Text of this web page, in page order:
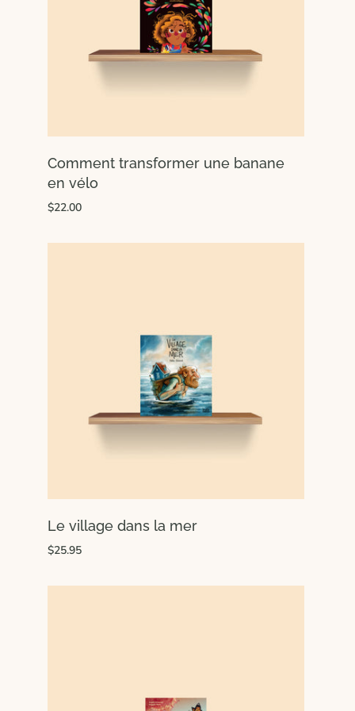
Comment transformer une banane
en vélo
$22.00
Le village dans la mer
$25.95